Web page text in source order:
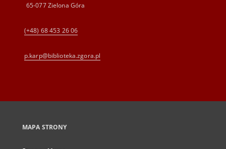
65-077 Zielona Góra
(+48) 68 453 26 06
p.karp@biblioteka.zgora.pl
MAPA STRONY